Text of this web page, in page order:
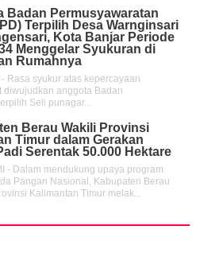
Badan Permusyawaratan
Terpilih Desa Warnginsari
Kota Banjar Periode
Menggelar Syukuran di
Rumahnya
- Rasa syukur atas kepercayaan
diwujudkan anggota Badan
Seli punagar...
Berau Wakili Provinsi
Timur dalam Gerakan
Serentak 50.000 Hektare
- Dalam mendukung upaya program
Pangan Nasional, Kabupaten Berau
Kalimantan Timur melak...